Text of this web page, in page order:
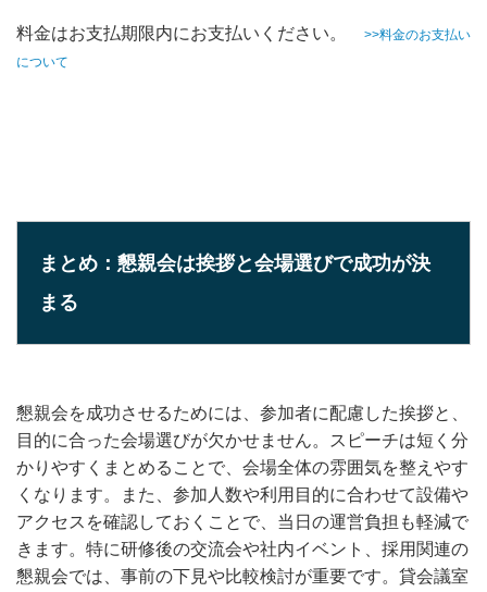
料金はお支払期限内にお支払いください。
>>料金のお支払い
について
まとめ：懇親会は挨拶と会場選びで成功が決
まる
懇親会を成功させるためには、参加者に配慮した挨拶と、
目的に合った会場選びが欠かせません。スピーチは短く分
かりやすくまとめることで、会場全体の雰囲気を整えやす
くなります。また、参加人数や利用目的に合わせて設備や
アクセスを確認しておくことで、当日の運営負担も軽減で
きます。特に研修後の交流会や社内イベント、採用関連の
懇親会では、事前の下見や比較検討が重要です。貸会議室